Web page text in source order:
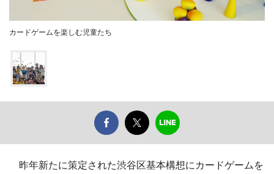
カードゲームを楽しむ児童たち
昨年新たに策定された渋谷区基本構想にカードゲームを